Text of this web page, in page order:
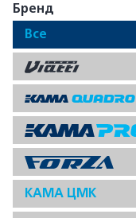
Бренд
Все
КАМА ЦМК